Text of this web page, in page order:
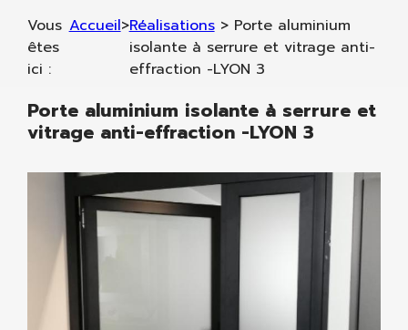
Vous
êtes
ici :
Accueil>Réalisations> Porte aluminium
isolante à serrure et vitrage anti-
effraction -LYON 3
Porte aluminium isolante à serrure et
vitrage anti-effraction -LYON 3